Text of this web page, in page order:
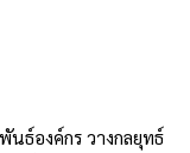
นธ์องค์กร วางกลยุทธ์